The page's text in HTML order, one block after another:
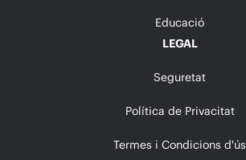
Educació
LEGAL
Seguretat
Política de Privacitat
Termes i Condicions d'ús